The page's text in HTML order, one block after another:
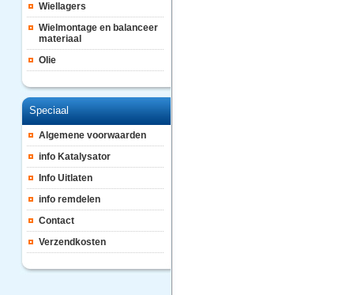
Wiellagers
Wielmontage en balanceer
materiaal
Olie
Speciaal
Algemene voorwaarden
info Katalysator
Info Uitlaten
info remdelen
Contact
Verzendkosten